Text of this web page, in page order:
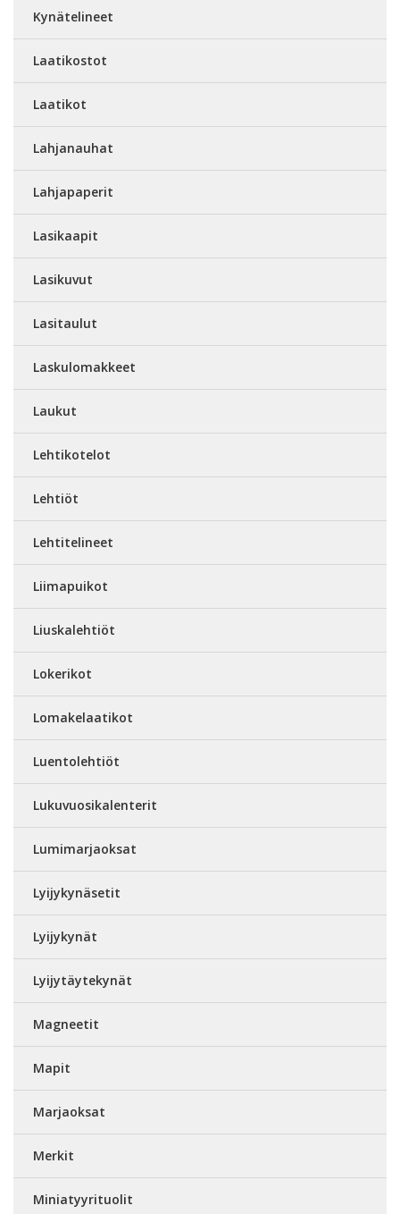
Kynätelineet
Laatikostot
Laatikot
Lahjanauhat
Lahjapaperit
Lasikaapit
Lasikuvut
Lasitaulut
Laskulomakkeet
Laukut
Lehtikotelot
Lehtiöt
Lehtitelineet
Liimapuikot
Liuskalehtiöt
Lokerikot
Lomakelaatikot
Luentolehtiöt
Lukuvuosikalenterit
Lumimarjaoksat
Lyijykynäsetit
Lyijykynät
Lyijytäytekynät
Magneetit
Mapit
Marjaoksat
Merkit
Miniatyyrituolit